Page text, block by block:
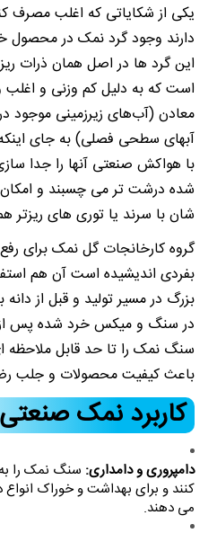
یکی از شکایاتی که اغلب مصرف
دارند وجود گرد نمک در
این گرد ها در اصل همان ذرات
است که به دلیل کم وزنی و
معادن (آب‌های زیرزمینی موجود
آبهای سطحی فصلی) به جای
با هواکش صنعتی آنها را جدا
شده درشت تر می چسبند و امکان
شان با سرند یا توری های ریزتر
گروه کارخانجات گل نمک برای
بفردی اندیشیده است آن هم
بزرگ در مسیر تولید و قبل از
در سنگ و میکس خرد شده پس
سنگ نمک را تا حد قابل
باعث کیفیت محصولات و جلب
کاربرد نمک صنعتی
دامپروری و دامداری: سنگ نمک را
کنند و برای بهداشت و خوراک انواع
می دهند.